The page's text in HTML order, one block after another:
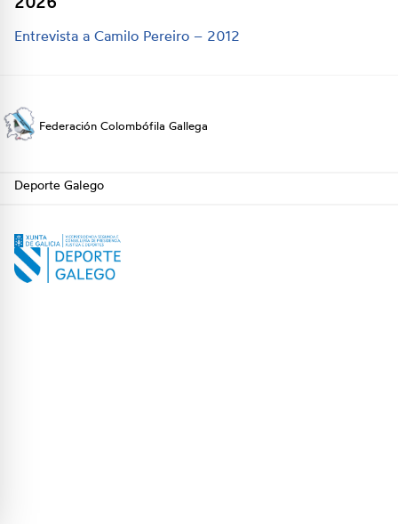
Entrevista a Camilo Pereiro – 2012
Federación Colombófila Gallega
Deporte Galego